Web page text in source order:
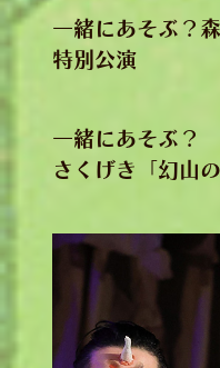
一緒にあそぶ？
特別公演
一緒にあそぶ？
さくげき「幻山